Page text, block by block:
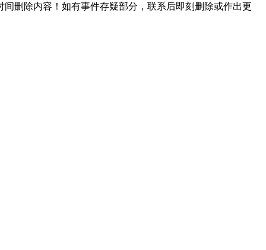
删除内容！如有事件存疑部分，联系后即刻删除或作出更